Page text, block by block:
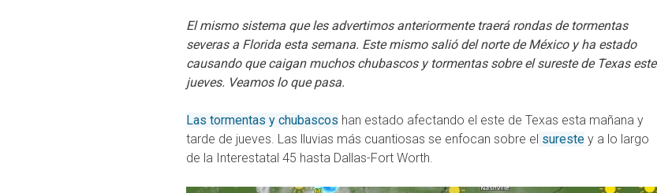
El mismo sistema que les advertimos anteriormente traerá rondas de tormentas
severas a Florida esta semana. Este mismo salió del norte de México y ha estado
causando que caigan muchos chubascos y tormentas sobre el sureste de Texas este
jueves. Veamos lo que pasa.
Las tormentas y chubascos han estado afectando el este de Texas esta mañana y
tarde de jueves. Las lluvias más cuantiosas se enfocan sobre el sureste y a lo largo
de la Interestatal 45 hasta Dallas-Fort Worth.